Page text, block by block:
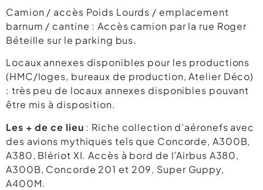
Camion / accès Poids Lourds / emplacement
barnum / cantine : Accès camion par la rue Roger
Béteille sur le parking bus.
Locaux annexes disponibles pour les productions
(HMC/loges, bureaux de production, Atelier Déco)
: très peu de locaux annexes disponibles pouvant
être mis à disposition.
Les + de ce lieu : Riche collection d’aéronefs avec
des avions mythiques tels que Concorde, A300B,
A380, Blériot XI. Accès à bord de l’Airbus A380,
A300B, Concorde 201 et 209, Super Guppy,
A400M.